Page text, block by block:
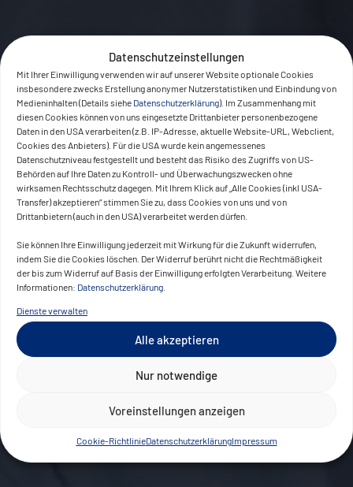
Datenschutzeinstellungen
Mit Ihrer Einwilligung verwenden wir auf unserer Website optionale Cookies
insbesondere zwecks Erstellung anonymer Nutzerstatistiken und Einbindung von
Medieninhalten (Details siehe Datenschutzerklärung). Im Zusammenhang mit
diesen Cookies können von uns eingesetzte Drittanbieter personenbezogene
Daten in den USA verarbeiten (z.B. IP-Adresse, aktuelle Website-URL, Webclient,
Cookies des Anbieters). Für die USA wurde kein angemessenes
Datenschutzniveau festgestellt und besteht das Risiko des Zugriffs von US-
Behörden auf Ihre Daten zu Kontroll- und Überwachungszwecken ohne
wirksamen Rechtsschutz dagegen. Mit Ihrem Klick auf „Alle Cookies (inkl USA-
Transfer) akzeptieren“ stimmen Sie zu, dass Cookies von uns und von
Drittanbietern (auch in den USA) verarbeitet werden dürfen.
Sie können Ihre Einwilligung jederzeit mit Wirkung für die Zukunft widerrufen,
indem Sie die Cookies löschen. Der Widerruf berührt nicht die Rechtmäßigkeit
der bis zum Widerruf auf Basis der Einwilligung erfolgten Verarbeitung. Weitere
Informationen: Datenschutzerklärung
Dienste verwalten
Alle akzeptieren
Nur notwendige
Voreinstellungen anzeigen
Cookie-RichtlinieDatenschutzerklärungImpressum